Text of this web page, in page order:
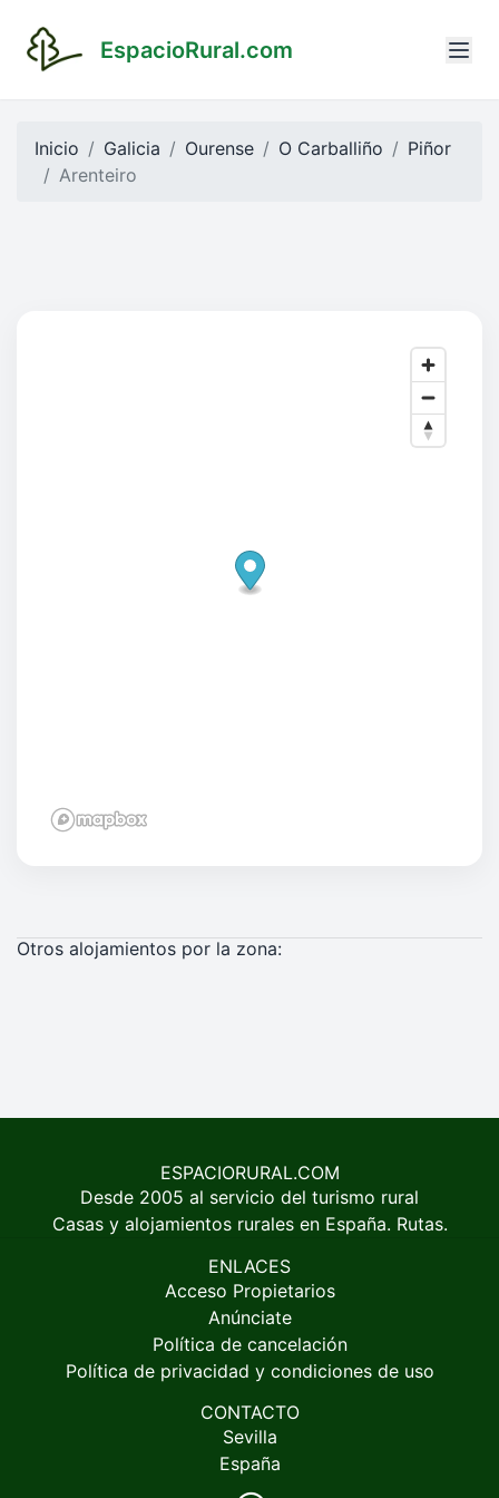
EspacioRural.com
Inicio Galicia Ourense O Carballiño
Piñor
Arenteiro
Otros alojamientos por la zona:
ESPACIORURAL.COM
Desde 2005 al servicio del turismo rural
Casas y alojamientos rurales en España. Rutas.
ENLACES
Acceso Propietarios
Anúnciate
Política de cancelación
Política de privacidad y condiciones de uso
CONTACTO
Sevilla
España